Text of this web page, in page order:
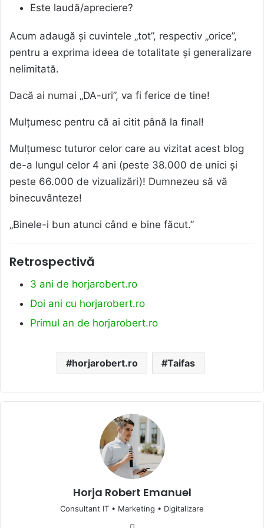
Este laudă/apreciere?
Acum adaugă și cuvintele „tot”, respectiv „orice”,
pentru a exprima ideea de totalitate și generalizare
nelimitată.
Dacă ai numai „DA-uri”, va fi ferice de tine!
Mulțumesc pentru că ai citit până la final!
Mulțumesc tuturor celor care au vizitat acest blog
de-a lungul celor 4 ani (peste 38.000 de unici și
peste 66.000 de vizualizări)! Dumnezeu să vă
binecuvânteze!
„Binele-i bun atunci când e bine făcut.”
Retrospectivă
3 ani de horjarobert.ro
Doi ani cu horjarobert.ro
Primul an de horjarobert.ro
horjarobert.ro Taifas
Horja Robert Emanuel
Consultant IT • Marketing • Digitalizare